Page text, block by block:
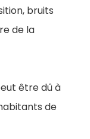
bruits
de la
être dû à
de